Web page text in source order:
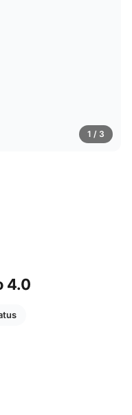
1 / 3
4.0